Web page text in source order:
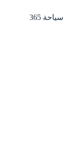
المحتوى
سياحة 365